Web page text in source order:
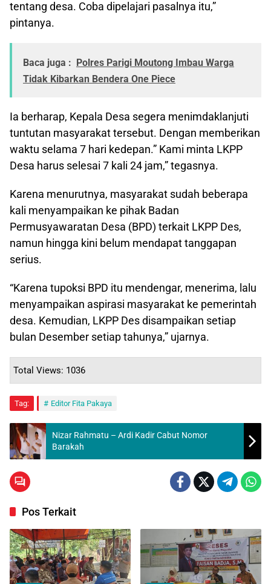
tentang desa. Coba dipelajari pasalnya itu,”
pintanya.
Baca juga : Polres Parigi Moutong Imbau Warga
Tidak Kibarkan Bendera One Piece
Ia berharap, Kepala Desa segera menimdaklanjuti
tuntutan masyarakat tersebut. Dengan memberikan
waktu selama 7 hari kedepan.” Kami minta LKPP
Desa harus selesai 7 kali 24 jam,” tegasnya.
Karena menurutnya, masyarakat sudah beberapa
kali menyampaikan ke pihak Badan
Permusyawaratan Desa (BPD) terkait LKPP Des,
namun hingga kini belum mendapat tanggapan
serius.
“Karena tupoksi BPD itu mendengar, menerima, lalu
menyampaikan aspirasi masyarakat ke pemerintah
desa. Kemudian, LKPP Des disampaikan setiap
bulan Desember setiap tahunya,” ujarnya.
Total Views: 1036
Tag: Editor Fita Pakaya
Nizar Rahmatu – Ardi Kadir Cabut Nomor
Barakah
Pos Terkait